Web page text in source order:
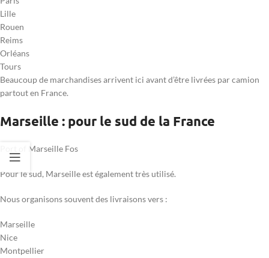
Lille
Rouen
Reims
Orléans
Tours
Beaucoup de marchandises arrivent ici avant d’être livrées par camion
partout en France.
Marseille : pour le sud de la France
Port of Marseille Fos
Pour le sud, Marseille est également très utilisé.
Nous organisons souvent des livraisons vers :
Marseille
Nice
Montpellier